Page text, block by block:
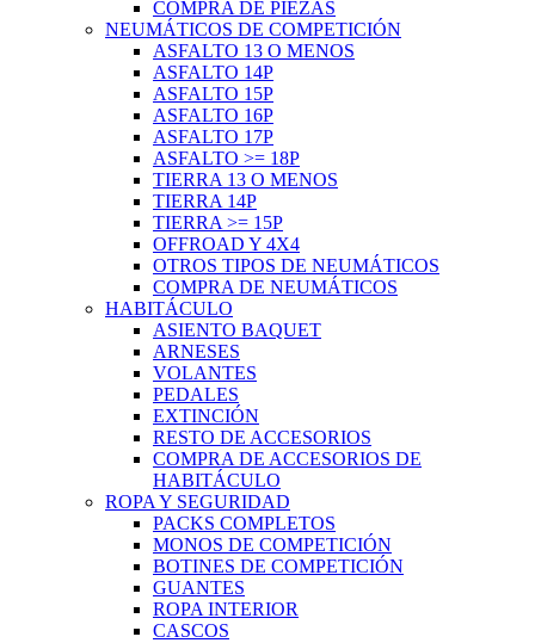
COMPRA DE PIEZAS
NEUMÁTICOS DE COMPETICIÓN
ASFALTO 13 O MENOS
ASFALTO 14P
ASFALTO 15P
ASFALTO 16P
ASFALTO 17P
ASFALTO >= 18P
TIERRA 13 O MENOS
TIERRA 14P
TIERRA >= 15P
OFFROAD Y 4X4
OTROS TIPOS DE NEUMÁTICOS
COMPRA DE NEUMÁTICOS
HABITÁCULO
ASIENTO BAQUET
ARNESES
VOLANTES
PEDALES
EXTINCIÓN
RESTO DE ACCESORIOS
COMPRA DE ACCESORIOS DE
HABITÁCULO
ROPA Y SEGURIDAD
PACKS COMPLETOS
MONOS DE COMPETICIÓN
BOTINES DE COMPETICIÓN
GUANTES
ROPA INTERIOR
CASCOS